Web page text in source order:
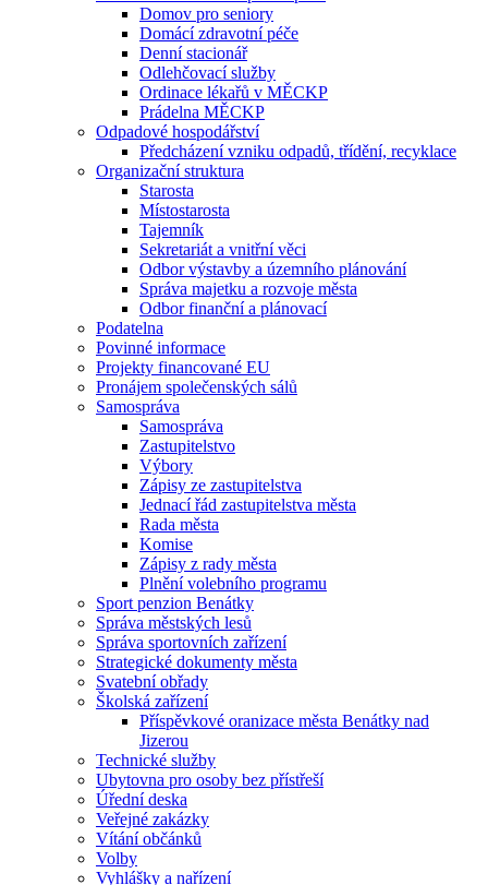
Domov pro seniory
Domácí zdravotní péče
Denní stacionář
Odlehčovací služby
Ordinace lékařů v MĚCKP
Prádelna MĚCKP
Odpadové hospodářství
Předcházení vzniku odpadů, třídění, recyklace
Organizační struktura
Starosta
Místostarosta
Tajemník
Sekretariát a vnitřní věci
Odbor výstavby a územního plánování
Správa majetku a rozvoje města
Odbor finanční a plánovací
Podatelna
Povinné informace
Projekty financované EU
Pronájem společenských sálů
Samospráva
Samospráva
Zastupitelstvo
Výbory
Zápisy ze zastupitelstva
Jednací řád zastupitelstva města
Rada města
Komise
Zápisy z rady města
Plnění volebního programu
Sport penzion Benátky
Správa městských lesů
Správa sportovních zařízení
Strategické dokumenty města
Svatební obřady
Školská zařízení
Příspěvkové oranizace města Benátky nad
Jizerou
Technické služby
Ubytovna pro osoby bez přístřeší
Úřední deska
Veřejné zakázky
Vítání občánků
Volby
Vyhlášky a nařízení